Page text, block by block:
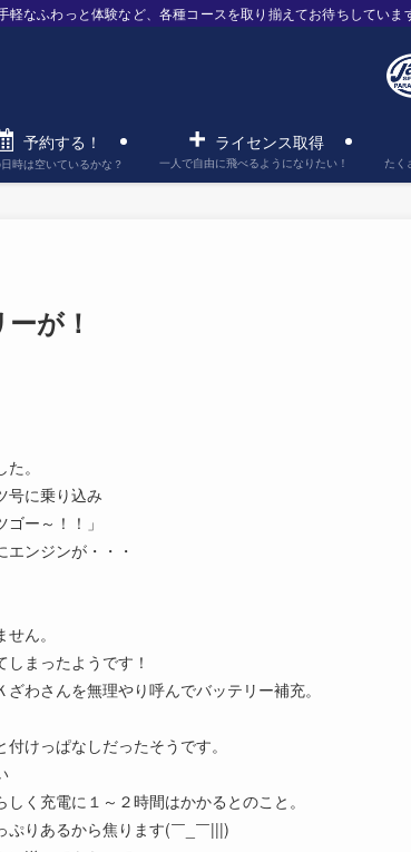
軽なふわっと体験など、各種コースを取り揃えてお待ちしていま
予約する！
時は空いているかな？
ライセンス取得
一人で自由に飛べるようになりたい！ たく
が！
。
号に乗り込み
ゴー～！！」
ンジンが・・・
ん。
まったようです！
わさんを無理やり呼んでバッテリー補充。
けっぱなしだったそうです。
く充電に１～２時間はかかるとのこと。
ぷりあるから焦ります(￣_￣|||)